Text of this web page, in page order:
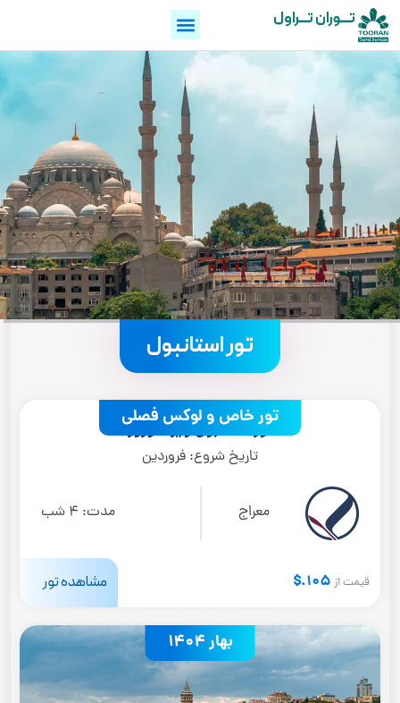
تـــوران تـــراول
تور استانبول
تور خاص و لوکس فصلی
تور استانبول ویژه نوروز
تاریخ شروع: فروردین
معراج مدت: 4 شب
قیمت از 105.$ مشاهده تور
بهار 1404